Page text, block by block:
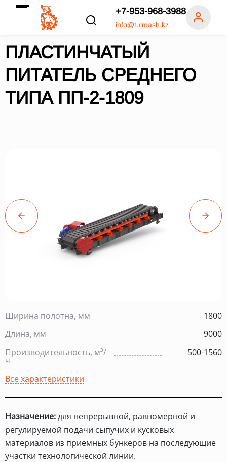
+7-953-968-3988
info@tulmash.kz
ПЛАСТИНЧАТЫЙ
ПИТАТЕЛЬ СРЕДНЕГО
ТИПА ПП-2-1809
Ширина полотна, мм
1800
Длина, мм
9000
Производительность, м³/
ч
500-1560
Все характеристики
Назначение:для непрерывной, равномерной и
регулируемой подачи сыпучих и кусковых
материалов из приемных бункеров на последующие
участки технологической линии.